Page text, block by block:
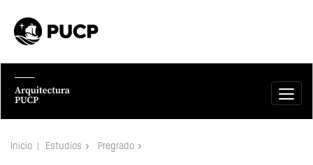
Inicio Estudios Pregrado